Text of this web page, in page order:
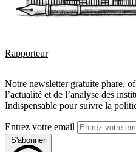
Rapporteur
Notre newsletter gratuite phare,
l’actualité et de l’analyse des
Indispensable pour suivre la
Entrez votre email
S'abonner